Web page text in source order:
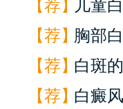
【荐】 儿童
【荐】胸部
【荐】白斑
【荐】白癜